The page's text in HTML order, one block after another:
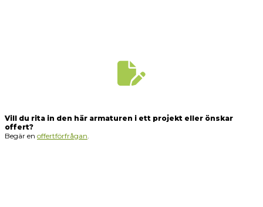
Vill du rita in den här armaturen i ett projekt eller önskar
offert?
Begär en offertförfrågan.